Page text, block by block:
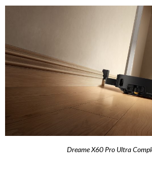
Dreame X60 Pro Ultra